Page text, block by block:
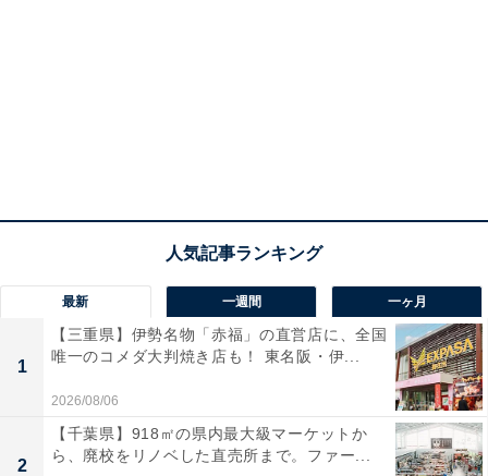
最新 一週間 一ヶ月
1
【三重県】伊勢名物「赤福」の直営店に、全国
唯一のコメダ大判焼き店も！ 東名阪・伊...
2026/08/06
2
【千葉県】918㎡の県内最大級マーケットか
ら、廃校をリノベした直売所まで。ファー...